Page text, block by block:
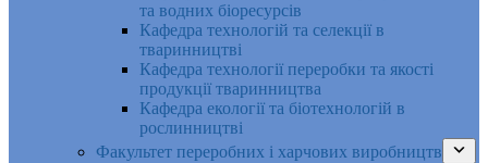
та водних біоресурсів
Кафедра технологій та селекції в
тваринництві
Кафедра технології переробки та якості
продукції тваринництва
Кафедра екології та біотехнологій в
рослинництві
Факультет переробних і харчових виробництв